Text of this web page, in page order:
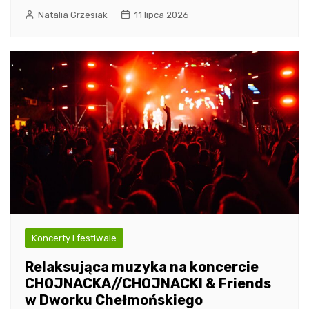
Natalia Grzesiak 11 lipca 2026
Koncerty i festiwale
Relaksująca muzyka na koncercie
CHOJNACKA//CHOJNACKI & Friends
w Dworku Chełmońskiego